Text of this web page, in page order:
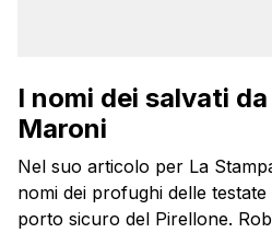
I nomi dei salvati
Maroni
Nel suo articolo per La
nomi dei profughi delle
porto sicuro del Pirellone.